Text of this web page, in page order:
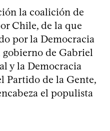
la coalición de
Chile, de la que
por la Democracia
de Gabriel
y la Democracia
Partido de la Gente,
el populista